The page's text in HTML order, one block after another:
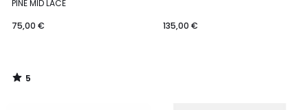
PINE MID LACE
75,00 €
5
5
/
135,00 €